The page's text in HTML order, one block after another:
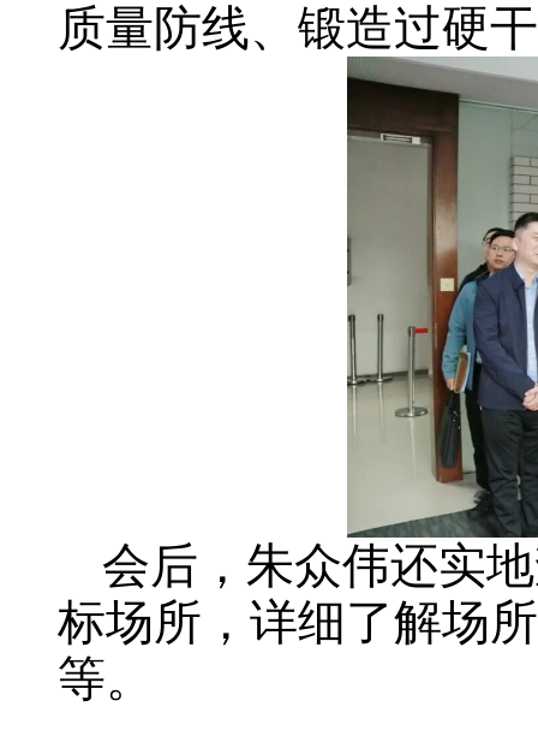
质量防线、锻造过硬
会后，朱众伟还实
标场所，详细了解场
等。